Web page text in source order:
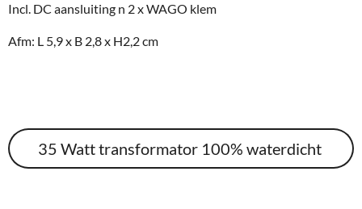
Incl. DC aansluiting n 2 x WAGO klem
Afm: L 5,9 x B 2,8 x H2,2 cm
35 Watt transformator 100% waterdicht